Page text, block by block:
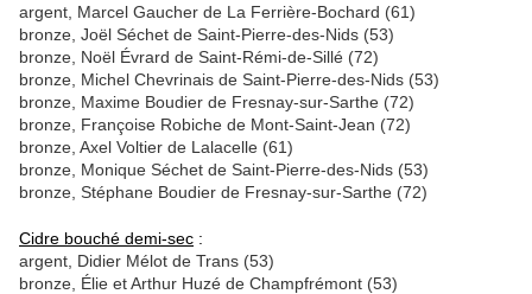
argent, Marcel Gaucher de La Ferrière-Bochard (61)
bronze, Joël Séchet de Saint-Pierre-des-Nids (53)
bronze, Noël Évrard de Saint-Rémi-de-Sillé (72)
bronze, Michel Chevrinais de Saint-Pierre-des-Nids (53)
bronze, Maxime Boudier de Fresnay-sur-Sarthe (72)
bronze, Françoise Robiche de Mont-Saint-Jean (72)
bronze, Axel Voltier de Lalacelle (61)
bronze, Monique Séchet de Saint-Pierre-des-Nids (53)
bronze, Stéphane Boudier de Fresnay-sur-Sarthe (72)
Cidre bouché demi-sec :
argent, Didier Mélot de Trans (53)
bronze, Élie et Arthur Huzé de Champfrémont (53)